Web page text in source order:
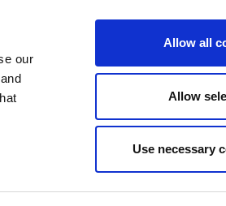
our
Allow all
Allow
Use necessary
Service Menu
In tutte le salse